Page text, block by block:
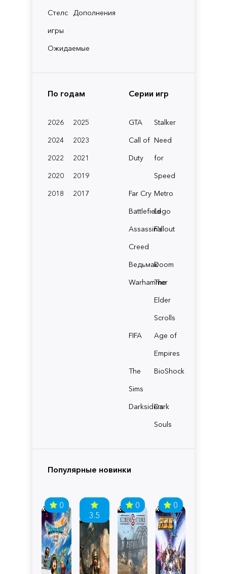
Стелс
игры
Дополнения
Ожидаемые
По годам
2026
2025
2024
2023
2022
2021
2020
2019
2018
2017
Серии игр
GTA
Stalker
Call of
Duty
Need
for
Speed
Far Cry Metro
BattlefieldLego
Assassin's
Creed
Fallout
ВедьмакDoom
Warhammer
The
Elder
Scrolls
FIFA
Age of
Empires
The
Sims
BioShock
Darksiders
Dark
Souls
Популярные новинки
0
3.5
0 0